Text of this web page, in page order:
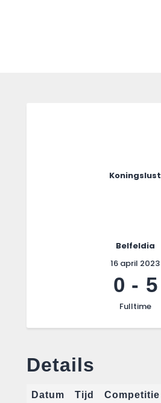
Koningslust
Belfeldia
16 april 2023
0 - 5
Fulltime
Details
Datum Tijd Competitie